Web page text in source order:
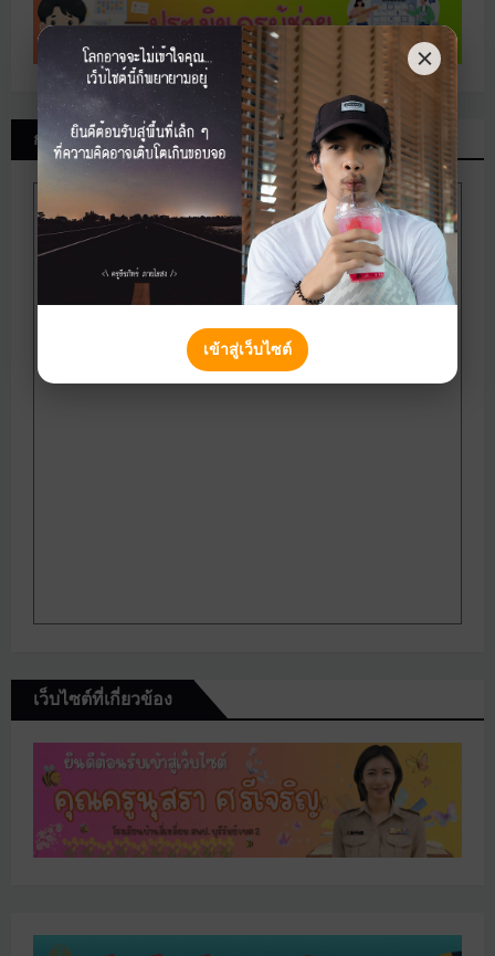
กำหนดการส่งงานนักเรียน
เว็บไซต์ที่เกี่ยวข้อง
เข้าสู่เว็บไซต์